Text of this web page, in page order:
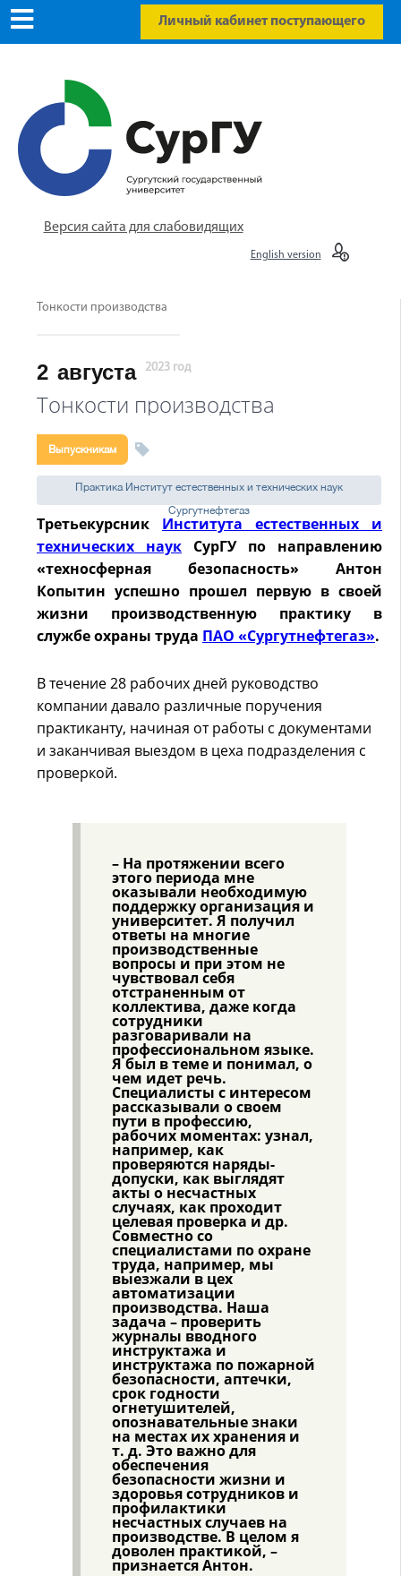
Личный кабинет поступающего
Версия сайта для слабовидящих
English version
Тонкости производства
2 августа 2023 год
Тонкости производства
Выпускникам
Практика Институт естественных и технических наук
Сургутнефтегаз
Третьекурсник Института естественных и
технических наук СурГУ по направлению
«техносферная безопасность» Антон
Копытин успешно прошел первую в своей
жизни производственную практику в
службе охраны труда ПАО «Сургутнефтегаз».
В течение 28 рабочих дней руководство
компании давало различные поручения
практиканту, начиная от работы с документами
и заканчивая выездом в цеха подразделения с
проверкой.
– На протяжении всего
этого периода мне
оказывали необходимую
поддержку организация и
университет. Я получил
ответы на многие
производственные
вопросы и при этом не
чувствовал себя
отстраненным от
коллектива, даже когда
сотрудники
разговаривали на
профессиональном языке.
Я был в теме и понимал, о
чем идет речь.
Специалисты с интересом
рассказывали о своем
пути в профессию,
рабочих моментах: узнал,
например, как
проверяются наряды-
допуски, как выглядят
акты о несчастных
случаях, как проходит
целевая проверка и др.
Совместно со
специалистами по охране
труда, например, мы
выезжали в цех
автоматизации
производства. Наша
задача – проверить
журналы вводного
инструктажа и
инструктажа по пожарной
безопасности, аптечки,
срок годности
огнетушителей,
опознавательные знаки
на местах их хранения и
т. д. Это важно для
обеспечения
безопасности жизни и
здоровья сотрудников и
профилактики
несчастных случаев на
производстве. В целом я
доволен практикой, –
признается Антон.